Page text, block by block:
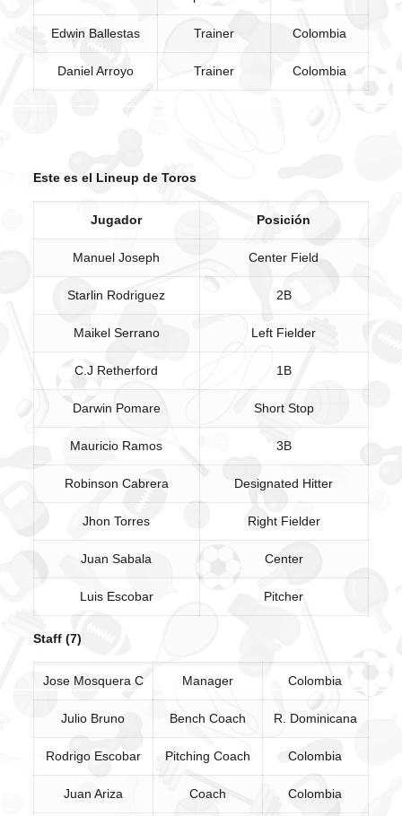
Edwin Ballestas Trainer Colombia
Daniel Arroyo Trainer Colombia
Este es el Lineup de Toros
Jugador Posición
Manuel Joseph Center Field
Starlin Rodriguez 2B
Maikel Serrano Left Fielder
C.J Retherford 1B
Darwin Pomare Short Stop
Mauricio Ramos 3B
Robinson Cabrera Designated Hitter
Jhon Torres Right Fielder
Juan Sabala Center
Luis Escobar Pitcher
Staff (7)
Jose Mosquera C Manager Colombia
Julio Bruno Bench Coach R. Dominicana
Rodrigo Escobar Pitching Coach Colombia
Juan Ariza Coach Colombia